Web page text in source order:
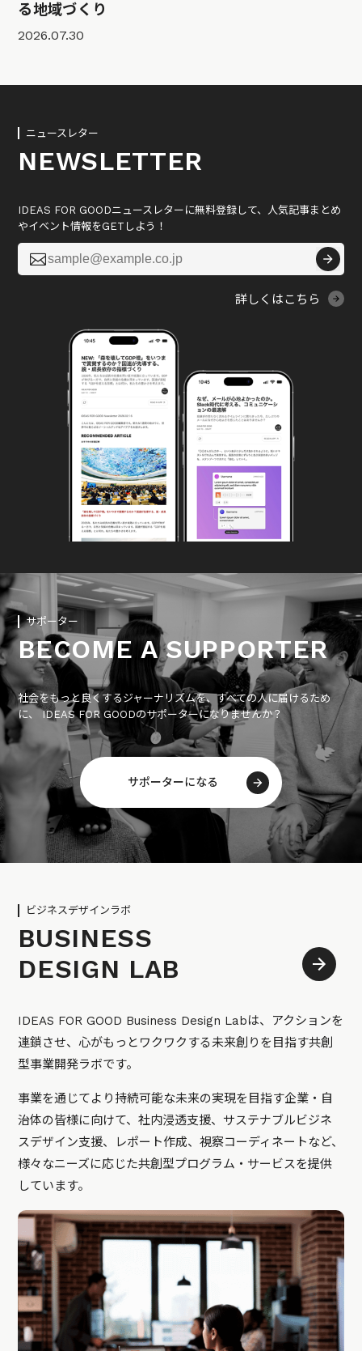
る地域づくり
2026.07.30
ニュースレター
NEWSLETTER
IDEAS FOR GOODニュースレターに無料登録して、人気記事まとめ
やイベント情報をGETしよう！

詳しくはこちら
サポーター
BECOME A SUPPORTER
社会をもっと良くするジャーナリズムを、すべての人に届けるため
に、 IDEAS FOR GOODのサポーターになりませんか？
サポーターになる
ビジネスデザインラボ
BUSINESS
DESIGN LAB
IDEAS FOR GOOD Business Design Labは、アクションを
連鎖させ、心がもっとワクワクする未来創りを目指す共創
型事業開発ラボです。
事業を通じてより持続可能な未来の実現を目指す企業・自
治体の皆様に向けて、社内浸透支援、サステナブルビジネ
スデザイン支援、レポート作成、視察コーディネートなど、
様々なニーズに応じた共創型プログラム・サービスを提供
しています。